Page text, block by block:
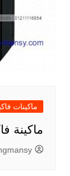
ماكينات
ماكينة